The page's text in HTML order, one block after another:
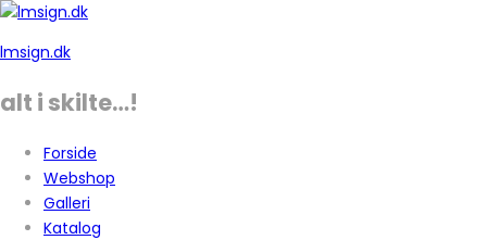
lmsign.dk
alt i skilte…!
Forside
Webshop
Galleri
Katalog